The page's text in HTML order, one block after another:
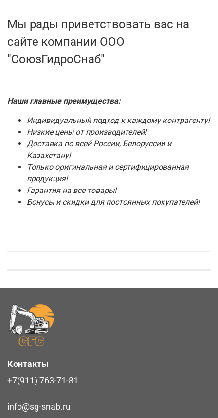
Мы рады приветствовать вас на
сайте компании ООО
"СоюзГидроСнаб"
Наши главные преимущества:
Индивидуальный подход к каждому контрагенту!
Низкие цены от производителей!
Доставка по всей России, Белоруссии и
Казахстану!
Только оригинальная и сертифицированная
продукция!
Гарантия на все товары!
Бонусы и скидки для постоянных покупателей!
Контакты
+7(911) 763-71-81
info@sg-snab.ru